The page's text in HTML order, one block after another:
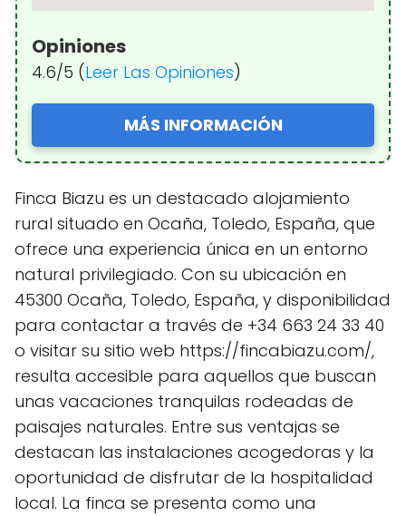
Opiniones
4.6/5 (Leer Las Opiniones)
MÁS INFORMACIÓN
Finca Biazu es un destacado alojamiento
rural situado en Ocaña, Toledo, España, que
ofrece una experiencia única en un entorno
natural privilegiado. Con su ubicación en
45300 Ocaña, Toledo, España, y disponibilidad
para contactar a través de +34 663 24 33 40
o visitar su sitio web https://fincabiazu.com/,
resulta accesible para aquellos que buscan
unas vacaciones tranquilas rodeadas de
paisajes naturales. Entre sus ventajas se
destacan las instalaciones acogedoras y la
oportunidad de disfrutar de la hospitalidad
local. La finca se presenta como una